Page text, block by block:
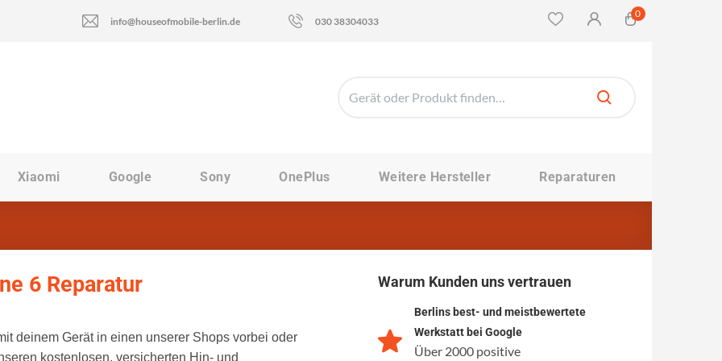
info@houseofmobile-berlin.de 030 38304033
0
Xiaomi Google Sony OnePlus Weitere Hersteller Reparaturen
6 Reparatur
deinem Gerät in einen unserer Shops vorbei oder
kostenlosen, versicherten Hin- und
Warum Kunden uns vertrauen
Berlins best- und meistbewertete
Werkstatt bei Google
Über 2000 positive